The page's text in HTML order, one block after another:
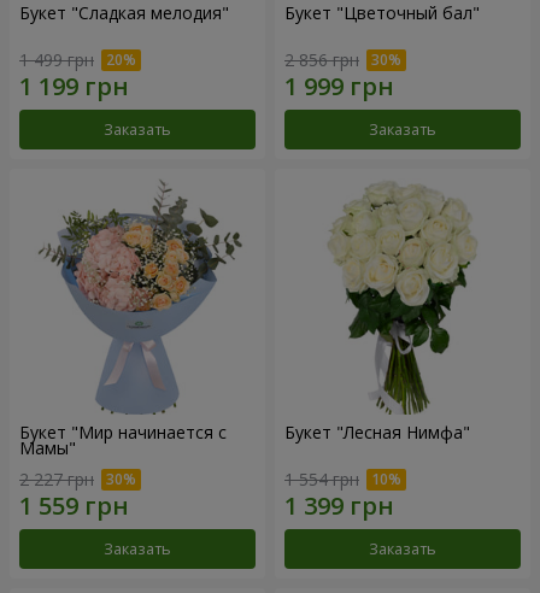
Букет "Сладкая мелодия"
1 499 грн
Заказать
Букет "Цветочный бал"
2 856 грн
Заказать
Букет "Мир начинается с
Мамы"
2 227 грн
Заказать
Букет "Лесная Нимфа"
1 554 грн
Заказать